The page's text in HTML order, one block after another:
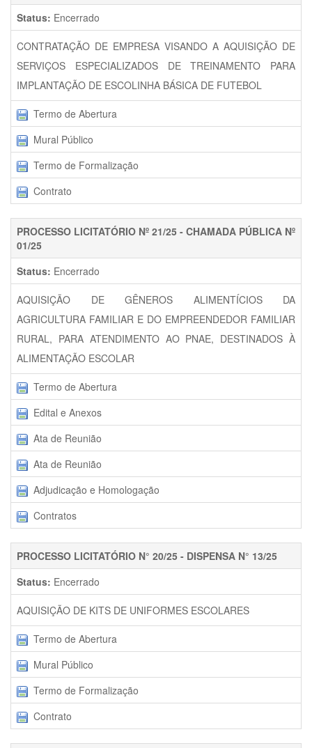
Status: Encerrado
CONTRATAÇÃO DE EMPRESA VISANDO A AQUISIÇÃO DE
SERVIÇOS ESPECIALIZADOS DE TREINAMENTO PARA
IMPLANTAÇÃO DE ESCOLINHA BÁSICA DE FUTEBOL
Termo de Abertura
Mural Público
Termo de Formalização
Contrato
PROCESSO LICITATÓRIO Nº 21/25 - CHAMADA PÚBLICA Nº
01/25
Status: Encerrado
AQUISIÇÃO DE GÊNEROS ALIMENTÍCIOS DA
AGRICULTURA FAMILIAR E DO EMPREENDEDOR FAMILIAR
RURAL, PARA ATENDIMENTO AO PNAE, DESTINADOS À
ALIMENTAÇÃO ESCOLAR
Termo de Abertura
Edital e Anexos
Ata de Reunião
Ata de Reunião
Adjudicação e Homologação
Contratos
PROCESSO LICITATÓRIO N° 20/25 - DISPENSA N° 13/25
Status: Encerrado
AQUISIÇÃO DE KITS DE UNIFORMES ESCOLARES
Termo de Abertura
Mural Público
Termo de Formalização
Contrato